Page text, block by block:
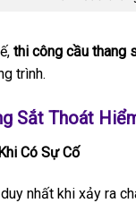
thi công cầu thang
trình.
Sắt Thoát
Có Sự Cố
nhất khi xảy ra